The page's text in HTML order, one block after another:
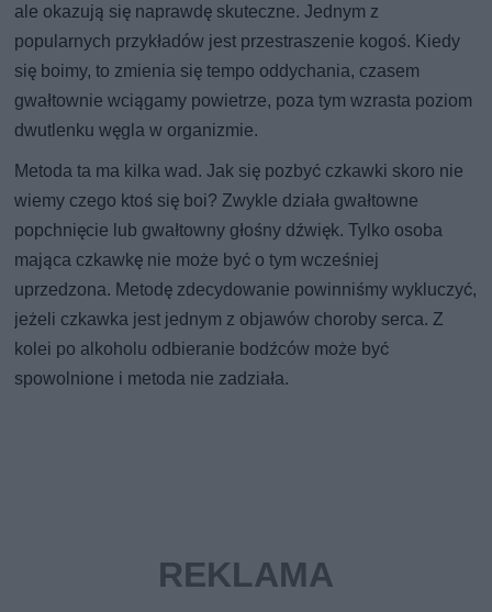
ale okazują się naprawdę skuteczne. Jednym z
popularnych przykładów jest przestraszenie kogoś. Kiedy
się boimy, to zmienia się tempo oddychania, czasem
gwałtownie wciągamy powietrze, poza tym wzrasta poziom
dwutlenku węgla w organizmie.
Metoda ta ma kilka wad. Jak się pozbyć czkawki skoro nie
wiemy czego ktoś się boi? Zwykle działa gwałtowne
popchnięcie lub gwałtowny głośny dźwięk. Tylko osoba
mająca czkawkę nie może być o tym wcześniej
uprzedzona. Metodę zdecydowanie powinniśmy wykluczyć,
jeżeli czkawka jest jednym z objawów choroby serca. Z
kolei po alkoholu odbieranie bodźców może być
spowolnione i metoda nie zadziała.